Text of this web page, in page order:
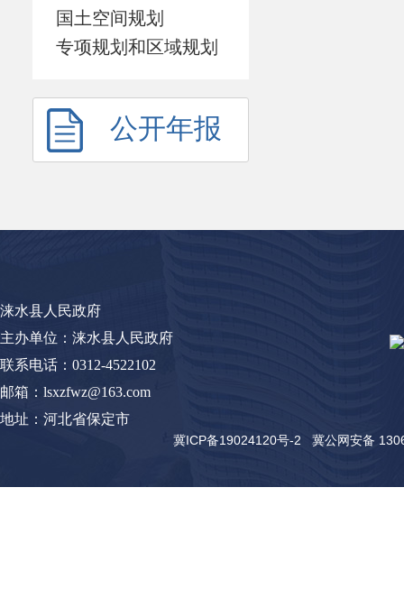
国土空间规划
专项规划和区域规划
公开年报
涞水县人民政府
主办单位：涞水县人民政府
联系电话：0312-4522102
邮箱：lsxzfwz@163.com
地址：河北省保定市
冀ICP备19024120号-2 冀公网安备